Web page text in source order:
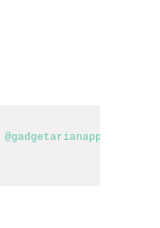
@gadgetarianapple